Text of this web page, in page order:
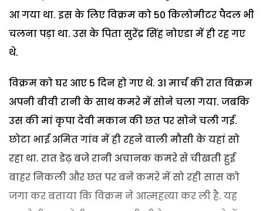
आ गया था. इस के लिए विक्रम को 50 किलोमीटर पैदल भी
चलना पड़ा था. उस के पिता सुरेंद्र सिंह नोएडा में ही रह गए
थे.
विक्रम को घर आए 5 दिन हो गए थे. 31 मार्च की रात विक्रम
अपनी बीवी रानी के साथ कमरे में सोने चला गया. जबकि
उस की मां कृपा देवी मकान की छत पर सोने चली गई.
छोटा भाई अमित गांव में ही रहने वाली मौसी के यहां सो
रहा था. रात डेढ़ बजे रानी अचानक कमरे से चीखती हुई
बाहर निकली और छत पर बने कमरे में सो रही सास को
जगा कर बताया कि विक्रम ने आत्महत्या कर ली है. यह